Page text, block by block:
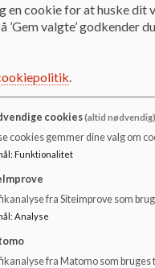
kendes
eleverne i
en køkkenhave, som
affald i affaldsspande,
Melorme farm.
en cookie for at huske dit
’Gem valgte’ godkender
.
cookies(altid nødvendig)
cookies gemmer dine valg om
: Funktionalitet
fra Siteimprove som
: Analyse
fra Matomo som bruges